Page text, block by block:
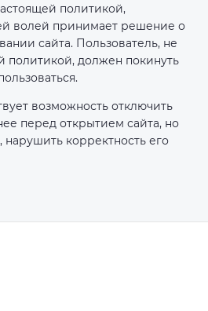
политикой,
волей принимает решение о
сайта. Пользователь, не
политикой, должен покинуть
возможность отключить
перед открытием сайта, но
нарушить корректность его